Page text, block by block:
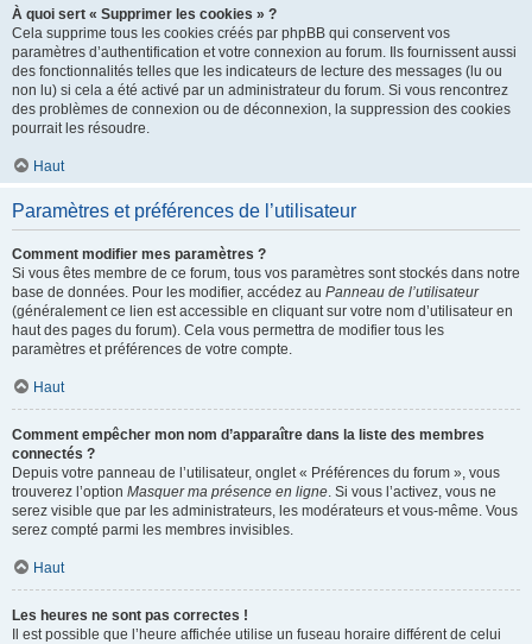
À quoi sert « Supprimer les cookies » ?
Cela supprime tous les cookies créés par phpBB qui conservent vos
paramètres d’authentification et votre connexion au forum. Ils fournissent aussi
des fonctionnalités telles que les indicateurs de lecture des messages (lu ou
non lu) si cela a été activé par un administrateur du forum. Si vous rencontrez
des problèmes de connexion ou de déconnexion, la suppression des cookies
pourrait les résoudre.
Haut
Paramètres et préférences de l’utilisateur
Comment modifier mes paramètres ?
Si vous êtes membre de ce forum, tous vos paramètres sont stockés dans notre
base de données. Pour les modifier, accédez au Panneau de l’utilisateur
(généralement ce lien est accessible en cliquant sur votre nom d’utilisateur en
haut des pages du forum). Cela vous permettra de modifier tous les
paramètres et préférences de votre compte.
Haut
Comment empêcher mon nom d’apparaître dans la liste des membres
connectés ?
Depuis votre panneau de l’utilisateur, onglet « Préférences du forum », vous
trouverez l’option Masquer ma présence en ligne. Si vous l’activez, vous ne
serez visible que par les administrateurs, les modérateurs et vous-même. Vous
serez compté parmi les membres invisibles.
Haut
Les heures ne sont pas correctes !
Il est possible que l’heure affichée utilise un fuseau horaire différent de celui